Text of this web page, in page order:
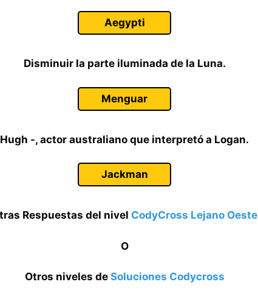
Aegypti
Disminuir la parte iluminada de la Luna.
Menguar
Hugh -, actor australiano que interpretó a Logan.
Jackman
Respuestas del nivel CodyCross Lejano Oeste
O
Otros niveles de Soluciones Codycross